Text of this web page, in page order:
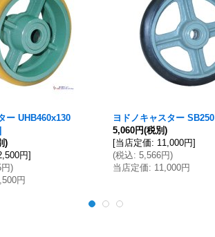
ー UHB460x130
)
円]
)
円
ヨドノキャスター SB250
5,060円(税別)
[当店定価: 11,000円]
(税込: 5,566円)
当店定価: 11,000円